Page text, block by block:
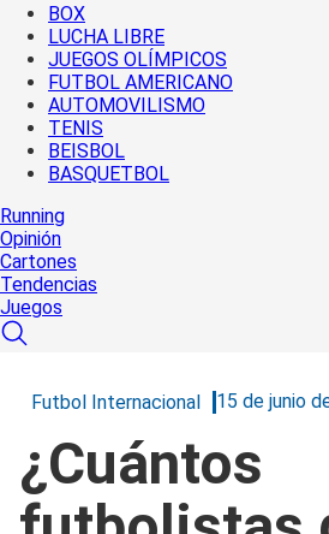
BOX
LUCHA LIBRE
JUEGOS OLÍMPICOS
FUTBOL AMERICANO
AUTOMOVILISMO
TENIS
BEISBOL
BASQUETBOL
Running
Opinión
Cartones
Tendencias
Juegos
Futbol Internacional 15 de junio
¿Cuántos